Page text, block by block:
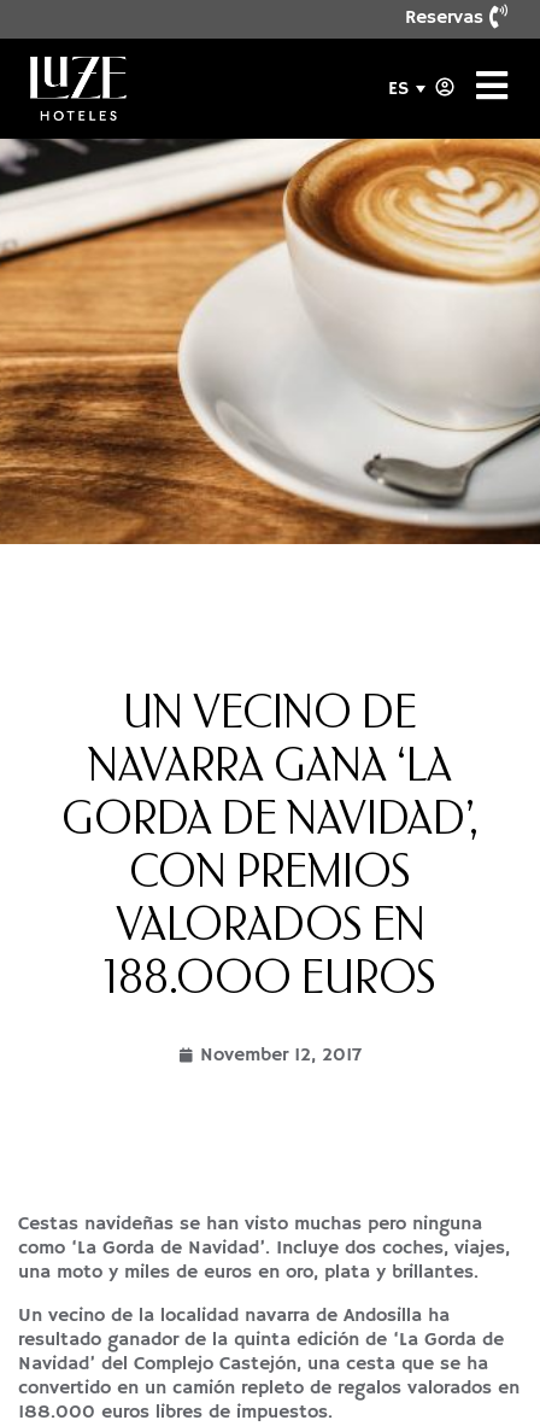
Reservas
ES
UN VECINO DE
NAVARRA GANA ‘LA
GORDA DE NAVIDAD’,
CON PREMIOS
VALORADOS EN
188.000 EUROS
November 12, 2017
Cestas navideñas se han visto muchas pero ninguna
como ‘La Gorda de Navidad’. Incluye dos coches, viajes,
una moto y miles de euros en oro, plata y brillantes.
Un vecino de la localidad navarra de Andosilla ha
resultado ganador de la quinta edición de ‘La Gorda de
Navidad’ del Complejo Castejón, una cesta que se ha
convertido en un camión repleto de regalos valorados en
188.000 euros libres de impuestos.